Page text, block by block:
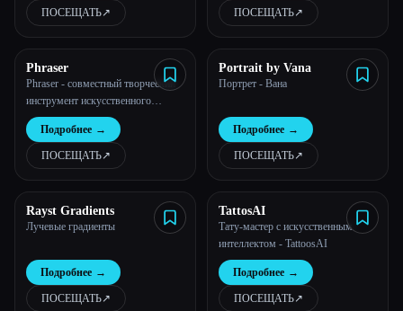
ПОСЕЩАТЬ↗︎ ПОСЕЩАТЬ↗︎
Phraser
Phraser - совместный творческий
инструмент искусственного
интеллекта
Подробнее →
ПОСЕЩАТЬ↗︎
Portrait by Vana
Портрет - Вана
Подробнее →
ПОСЕЩАТЬ↗︎
Rayst Gradients
Лучевые градиенты
Подробнее →
ПОСЕЩАТЬ↗︎
TattosAI
Тату-мастер с искусственным
интеллектом - TattoosAI
Подробнее →
ПОСЕЩАТЬ↗︎